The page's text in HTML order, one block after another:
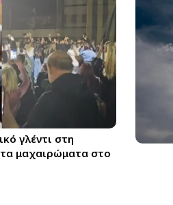
γλέντι στη
μαχαιρώματα στο